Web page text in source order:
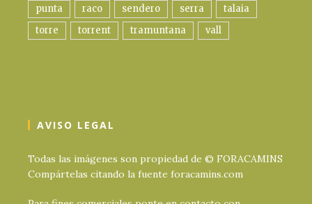
punta
raco sendero serra
talaia
torre
torrent tramuntana vall
AVISO LEGAL
Todas las imágenes son propiedad de © FORACAMINS
Compártelas citando la fuente foracamins.com